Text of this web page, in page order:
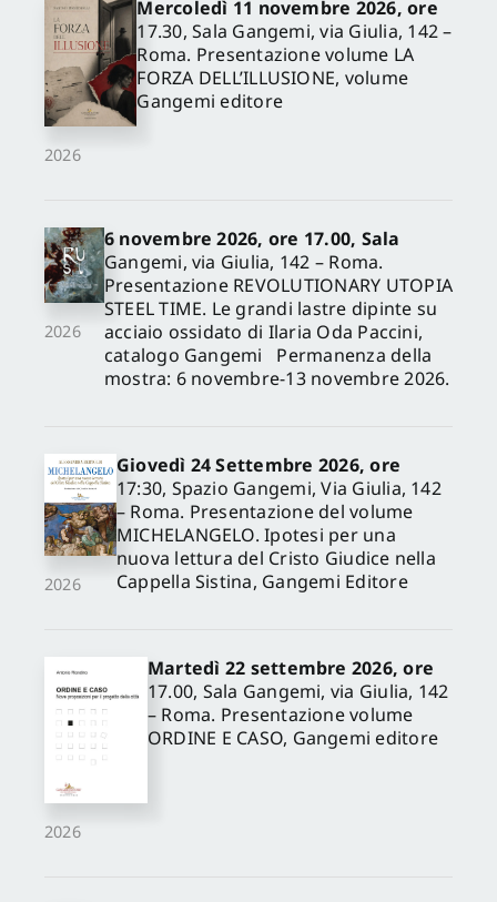
2026
Mercoledì 11 novembre 2026, ore
17.30, Sala Gangemi, via Giulia, 142 –
Roma. Presentazione volume LA
FORZA DELL’ILLUSIONE, volume
Gangemi editore
2026
6 novembre 2026, ore 17.00, Sala
Gangemi, via Giulia, 142 – Roma.
Presentazione REVOLUTIONARY UTOPIA
STEEL TIME. Le grandi lastre dipinte su
acciaio ossidato di Ilaria Oda Paccini,
catalogo Gangemi Permanenza della
mostra: 6 novembre-13 novembre 2026.
2026
Giovedì 24 Settembre 2026, ore
17:30, Spazio Gangemi, Via Giulia, 142
– Roma. Presentazione del volume
MICHELANGELO. Ipotesi per una
nuova lettura del Cristo Giudice nella
Cappella Sistina, Gangemi Editore
2026
Martedì 22 settembre 2026, ore
17.00, Sala Gangemi, via Giulia, 142
– Roma. Presentazione volume
ORDINE E CASO, Gangemi editore